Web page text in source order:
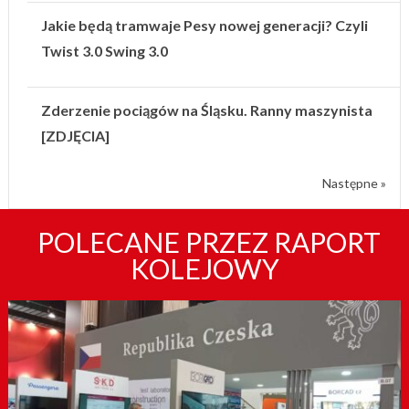
Jakie będą tramwaje Pesy nowej generacji? Czyli
Twist 3.0 Swing 3.0
Zderzenie pociągów na Śląsku. Ranny maszynista
[ZDJĘCIA]
Następne »
POLECANE PRZEZ RAPORT
KOLEJOWY